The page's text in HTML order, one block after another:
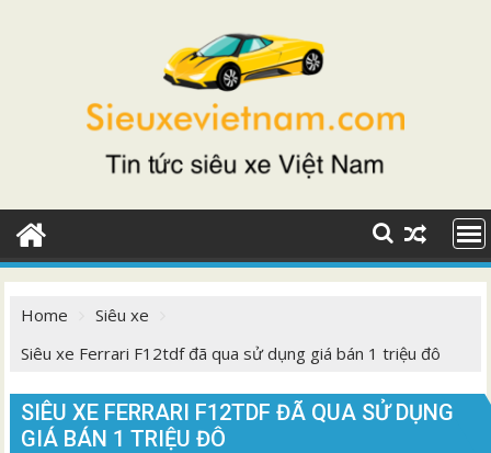
Home
Siêu xe
Siêu xe Ferrari F12tdf đã qua sử dụng giá bán 1 triệu đô
SIÊU XE FERRARI F12TDF ĐÃ QUA SỬ DỤNG
GIÁ BÁN 1 TRIỆU ĐÔ